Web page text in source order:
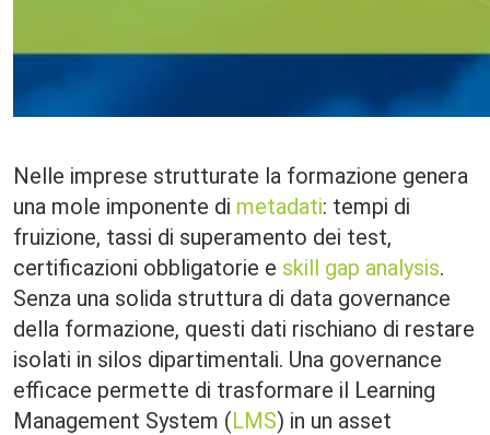
Nelle imprese strutturate la formazione genera
una mole imponente di metadati: tempi di
fruizione, tassi di superamento dei test,
certificazioni obbligatorie e skill gap analysis.
Senza una solida struttura di data governance
della formazione, questi dati rischiano di restare
isolati in silos dipartimentali. Una governance
efficace permette di trasformare il Learning
Management System (LMS) in un asset